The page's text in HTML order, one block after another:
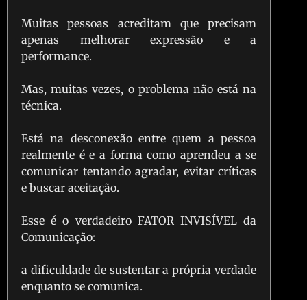
Muitas pessoas acreditam que precisam
apenas melhorar expressão e a
performance.
Mas, muitas vezes, o problema não está na
técnica.
Está na desconexão entre quem a pessoa
realmente é e a forma como aprendeu a se
comunicar tentando agradar, evitar críticas
e buscar aceitação.
Esse é o verdadeiro FATOR INVISÍVEL da
Comunicação:
a dificuldade de sustentar a própria verdade
enquanto se comunica.